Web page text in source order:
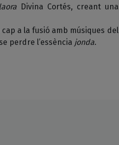
Divina Cortés, creant una
a la fusió amb músiques del
perdre l’essència jonda.